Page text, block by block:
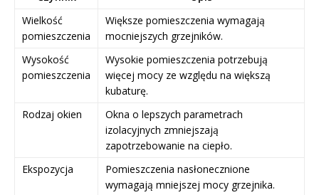
Wielkość
pomieszczenia
Większe pomieszczenia wymagają
mocniejszych grzejników.
Wysokość
pomieszczenia
Wysokie pomieszczenia potrzebują
więcej mocy ze względu na większą
kubaturę.
Rodzaj okien
Okna o lepszych parametrach
izolacyjnych zmniejszają
zapotrzebowanie na ciepło.
Ekspozycja
Pomieszczenia nasłonecznione
wymagają mniejszej mocy grzejnika.